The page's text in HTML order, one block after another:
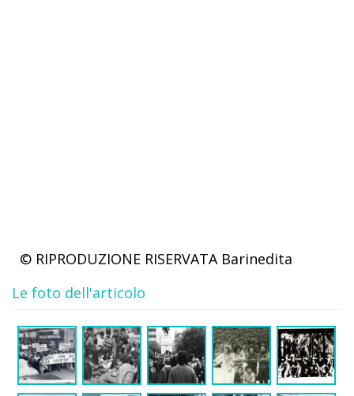
© RIPRODUZIONE RISERVATA Barinedita
Le foto dell'articolo